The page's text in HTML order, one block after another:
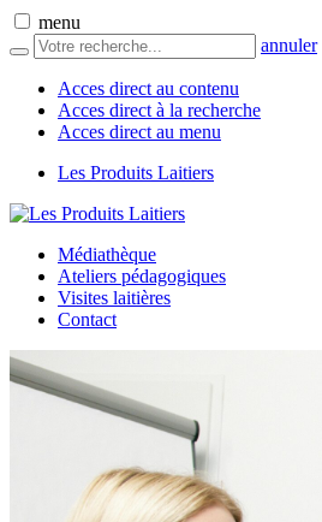
menu
annuler
Acces direct au contenu
Acces direct à la recherche
Acces direct au menu
Les Produits Laitiers
Médiathèque
Ateliers pédagogiques
Visites laitières
Contact